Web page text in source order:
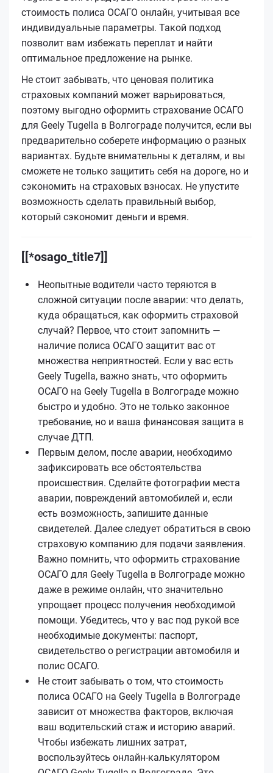
стоимость полиса ОСАГО онлайн, учитывая все
индивидуальные параметры. Такой подход
позволит вам избежать переплат и найти
оптимальное предложение на рынке.
Не стоит забывать, что ценовая политика
страховых компаний может варьироваться,
поэтому выгодно оформить страхование ОСАГО
для Geely Tugella в Волгограде получится, если вы
предварительно соберете информацию о разных
вариантах. Будьте внимательны к деталям, и вы
сможете не только защитить себя на дороге, но и
сэкономить на страховых взносах. Не упустите
возможность сделать правильный выбор,
который сэкономит деньги и время.
[[*osago_title7]]
Неопытные водители часто теряются в
сложной ситуации после аварии: что делать,
куда обращаться, как оформить страховой
случай? Первое, что стоит запомнить —
наличие полиса ОСАГО защитит вас от
множества неприятностей. Если у вас есть
Geely Tugella, важно знать, что оформить
ОСАГО на Geely Tugella в Волгограде можно
быстро и удобно. Это не только законное
требование, но и ваша финансовая защита в
случае ДТП.
Первым делом, после аварии, необходимо
зафиксировать все обстоятельства
происшествия. Сделайте фотографии места
аварии, повреждений автомобилей и, если
есть возможность, запишите данные
свидетелей. Далее следует обратиться в свою
страховую компанию для подачи заявления.
Важно помнить, что оформить страхование
ОСАГО для Geely Tugella в Волгограде можно
даже в режиме онлайн, что значительно
упрощает процесс получения необходимой
помощи. Убедитесь, что у вас под рукой все
необходимые документы: паспорт,
свидетельство о регистрации автомобиля и
полис ОСАГО.
Не стоит забывать о том, что стоимость
полиса ОСАГО на Geely Tugella в Волгограде
зависит от множества факторов, включая
ваш водительский стаж и историю аварий.
Чтобы избежать лишних затрат,
воспользуйтесь онлайн-калькулятором